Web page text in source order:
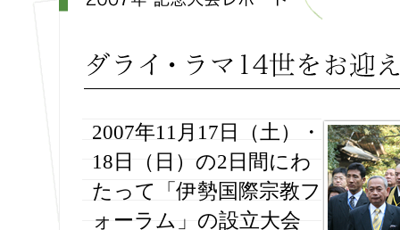
2007年11月17日（土）・
18日（日）の2日間にわ
たって「伊勢国際宗教フ
ォーラム」の設立大会